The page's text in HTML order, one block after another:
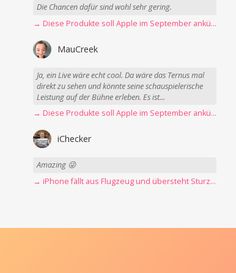
Die Chancen dafür sind wohl sehr gering.
→ Diese Produkte soll Apple im September ankündigen
MauCreek
Ja, ein Live wäre echt cool. Da wäre das Ternus mal
direkt zu sehen und könnte seine schauspielerische
Leistung auf der Bühne erleben. Es ist...
→ Diese Produkte soll Apple im September ankündigen
iChecker
Amazing 😜
→ iPhone fällt aus Flugzeug und übersteht Sturz unbeschadet